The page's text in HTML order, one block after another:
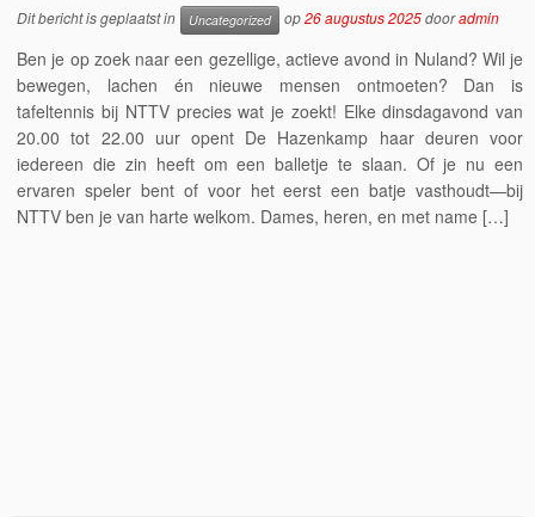
Dit bericht is geplaatst in Uncategorized op26 augustus 2025dooradmin
Ben je op zoek naar een gezellige, actieve avond in Nuland? Wil je
bewegen, lachen én nieuwe mensen ontmoeten? Dan is
tafeltennis bij NTTV precies wat je zoekt! Elke dinsdagavond van
20.00 tot 22.00 uur opent De Hazenkamp haar deuren voor
iedereen die zin heeft om een balletje te slaan. Of je nu een
ervaren speler bent of voor het eerst een batje vasthoudt—bij
NTTV ben je van harte welkom. Dames, heren, en met name […]